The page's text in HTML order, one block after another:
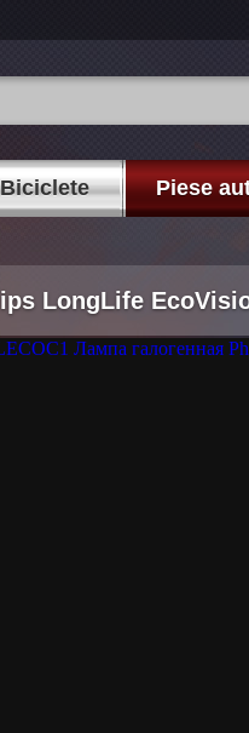
Biciclete Piese
LongLife